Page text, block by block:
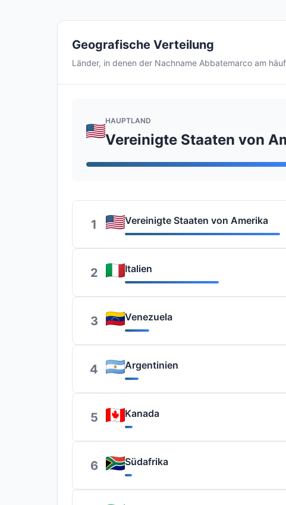
Geografische Verteilung
Länder, in denen der Nachname Abbatemarco am
HAUPTLAND
Vereinigte Staaten von
1 Vereinigte Staaten von Amerika
2 Italien
3 Venezuela
4 Argentinien
5 Kanada
6 Südafrika